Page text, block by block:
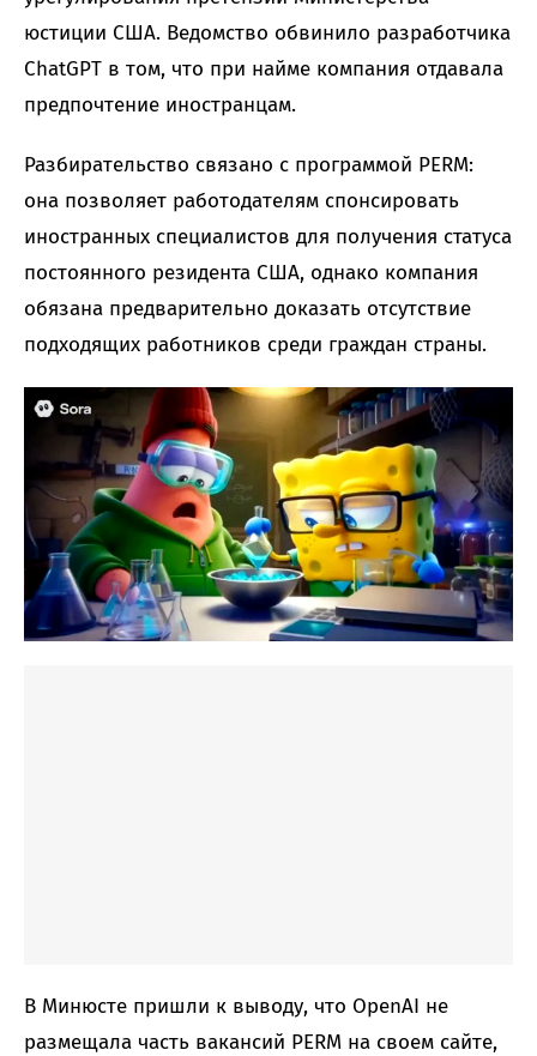
юстиции США. Ведомство обвинило разработчика
ChatGPT в том, что при найме компания отдавала
предпочтение иностранцам.
Разбирательство связано с программой PERM:
она позволяет работодателям спонсировать
иностранных специалистов для получения статуса
постоянного резидента США, однако компания
обязана предварительно доказать отсутствие
подходящих работников среди граждан страны.
В Минюсте пришли к выводу, что OpenAI не
размещала часть вакансий PERM на своем сайте,